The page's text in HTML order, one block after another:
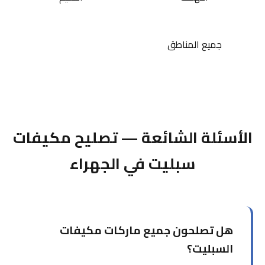
جميع المناطق
الأسئلة الشائعة — تصليح مكيفات
سبليت في الجهراء
هل تصلحون جميع ماركات مكيفات
السبليت؟